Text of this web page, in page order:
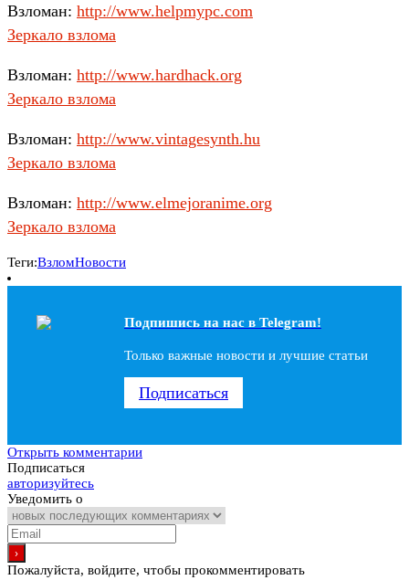
Взломан: http://www.helpmypc.com
Зеркало взлома
Взломан: http://www.hardhack.org
Зеркало взлома
Взломан: http://www.vintagesynth.hu
Зеркало взлома
Взломан: http://www.elmejoranime.org
Зеркало взлома
Теги:ВзломНовости
Подпишись на наc в Telegram!
Только важные новости и лучшие статьи
Подписаться
Открыть комментарии
Подписаться
авторизуйтесь
Уведомить о
Пожалуйста, войдите, чтобы прокомментировать